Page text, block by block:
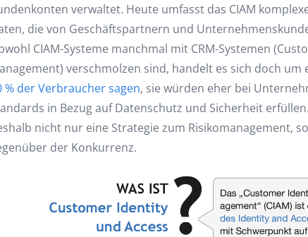
verwaltet. Heute umfasst das CIAM
die von Geschäftspartnern und
CIAM-Systeme manchmal mit CRM-Systemen
verschmolzen sind, handelt es sich doch um
% der Verbraucher sagen, sie würden eher bei
in Bezug auf Datenschutz und Sicherheit
nicht nur eine Strategie zum Risikomanagement,
der Konkurrenz.